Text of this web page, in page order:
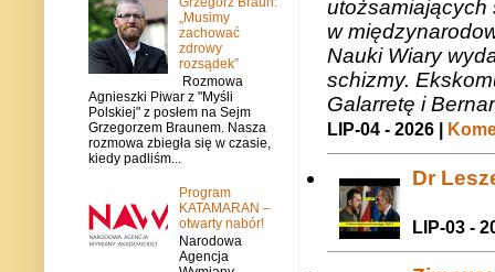
utożsamiających
w
Nauki Wiary
schizmy.
Galarretę i
LIP-04 - 2026 |
Dr
LIP-03 -
„Musimy
zachować
zdrowy
rozsądek”
Rozmowa
Agnieszki Piwar z "Myśli
Polskiej" z posłem na Sejm
Grzegorzem Braunem. Nasza
rozmowa zbiegła się w czasie,
kiedy padliśm...
Program
KATAMARAN –
otwarty nabór!
Narodowa
Agencja